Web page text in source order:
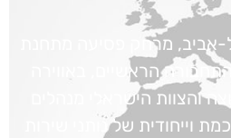
אביב, מרחק פסיעה מתחנת
הראשיים, באווירה
והצוות הישראלי מנהלים
וייחודית של נותני שירות